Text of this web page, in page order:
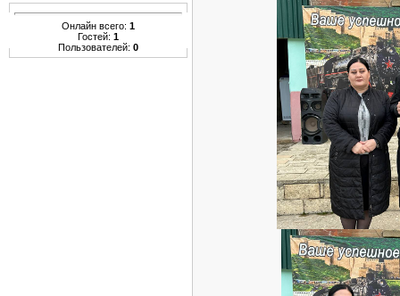
Онлайн всего: 1
Гостей: 1
Пользователей: 0